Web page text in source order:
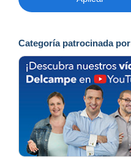
Categoría patrocinada por